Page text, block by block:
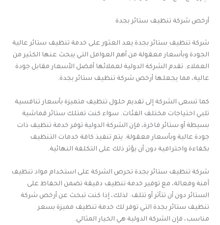
أرخص شركة تنظيف ستائر بجدة
شركة تنظيف ستائر بجدة يعد العثور على خدمة تنظيف ستائر عالية
الجودة وبأسعار معقولة من أهم العوامل التي يبحث عنها الكثير من
العملاء. تقدم الشركة الدولية لعملائها أفضل الأسعار مقابل جودة
عالية، مما يجعلها أرخص شركة تنظيف ستائر بجدة.
كما تسعى الشركة إلى تقديم حلول تنظيف متميزة بأسعار تنافسية
تلبي احتياجات مختلف الفئات. سواء كنت تمتلك ستائر قماشية
بسيطة أو ستائر فاخرة، فإن الشركة الدولية توفر خدمة تنظيف ذات
جودة عالية وبأسعار معقولة. يتم تنفيذ كافة خدمات التنظيف
بكفاءة واحترافية دون أن يؤثر ذلك على التكلفة النهائية.
شركة تنظيف ستائر بجدة تحرص الشركة على استخدام مواد تنظيف
آمنة وفعالة، مع توفير خدمة تنظيف دقيقة تضمن الحفاظ على
الستائر دون أن تتأثر أو تتلف. لذلك، إذا كنت تبحث عن أرخص شركة
تنظيف ستائر بجدة التي توفر لك خدمة تنظيف مميزة بسعر
مناسب، فإن الشركة الدولية هي الخيار المثالي.